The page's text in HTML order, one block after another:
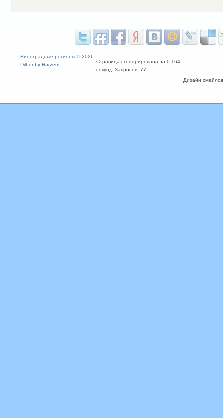
Дизайн
Виноградные регионы © 2026
Dilberby Harzem
Страница сгенерирована за 0.164
секунд. Запросов: 77.